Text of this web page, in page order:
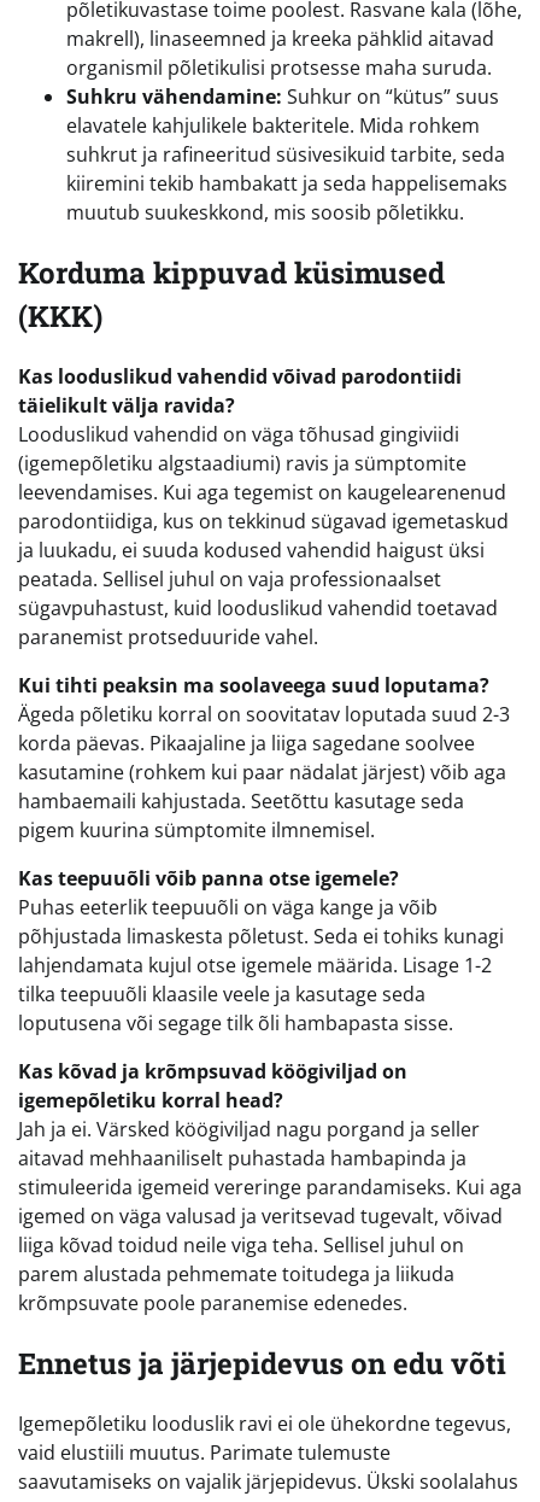
põletikuvastase toime poolest. Rasvane kala (lõhe,
makrell), linaseemned ja kreeka pähklid aitavad
organismil põletikulisi protsesse maha suruda.
Suhkru vähendamine: Suhkur on “kütus” suus
elavatele kahjulikele bakteritele. Mida rohkem
suhkrut ja rafineeritud süsivesikuid tarbite, seda
kiiremini tekib hambakatt ja seda happelisemaks
muutub suukeskkond, mis soosib põletikku.
Korduma kippuvad küsimused
(KKK)
Kas looduslikud vahendid võivad parodontiidi
täielikult välja ravida?
Looduslikud vahendid on väga tõhusad gingiviidi
(igemepõletiku algstaadiumi) ravis ja sümptomite
leevendamises. Kui aga tegemist on kaugelearenenud
parodontiidiga, kus on tekkinud sügavad igemetaskud
ja luukadu, ei suuda kodused vahendid haigust üksi
peatada. Sellisel juhul on vaja professionaalset
sügavpuhastust, kuid looduslikud vahendid toetavad
paranemist protseduuride vahel.
Kui tihti peaksin ma soolaveega suud loputama?
Ägeda põletiku korral on soovitatav loputada suud 2-3
korda päevas. Pikaajaline ja liiga sagedane soolvee
kasutamine (rohkem kui paar nädalat järjest) võib aga
hambaemaili kahjustada. Seetõttu kasutage seda
pigem kuurina sümptomite ilmnemisel.
Kas teepuuõli võib panna otse igemele?
Puhas eeterlik teepuuõli on väga kange ja võib
põhjustada limaskesta põletust. Seda ei tohiks kunagi
lahjendamata kujul otse igemele määrida. Lisage 1-2
tilka teepuuõli klaasile veele ja kasutage seda
loputusena või segage tilk õli hambapasta sisse.
Kas kõvad ja krõmpsuvad köögiviljad on
igemepõletiku korral head?
Jah ja ei. Värsked köögiviljad nagu porgand ja seller
aitavad mehhaaniliselt puhastada hambapinda ja
stimuleerida igemeid vereringe parandamiseks. Kui aga
igemed on väga valusad ja veritsevad tugevalt, võivad
liiga kõvad toidud neile viga teha. Sellisel juhul on
parem alustada pehmemate toitudega ja liikuda
krõmpsuvate poole paranemise edenedes.
Ennetus ja järjepidevus on edu võti
Igemepõletiku looduslik ravi ei ole ühekordne tegevus,
vaid elustiili muutus. Parimate tulemuste
saavutamiseks on vajalik järjepidevus. Ükski soolalahus